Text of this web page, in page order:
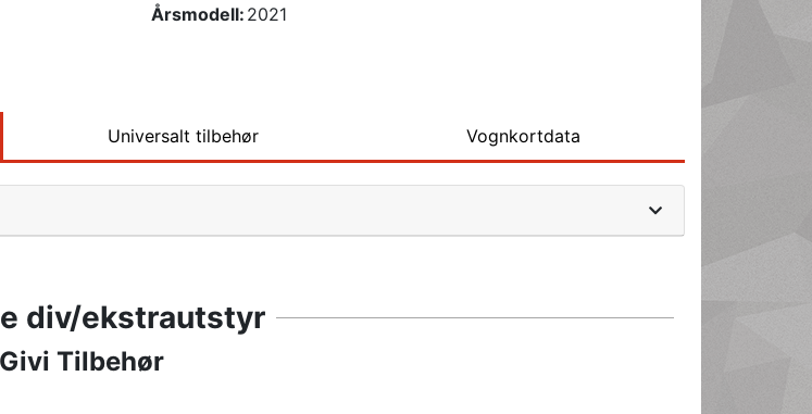
Årsmodell: 2021
Universalt tilbehør Vognkortdata
div/ekstrautstyr
Givi Tilbehør